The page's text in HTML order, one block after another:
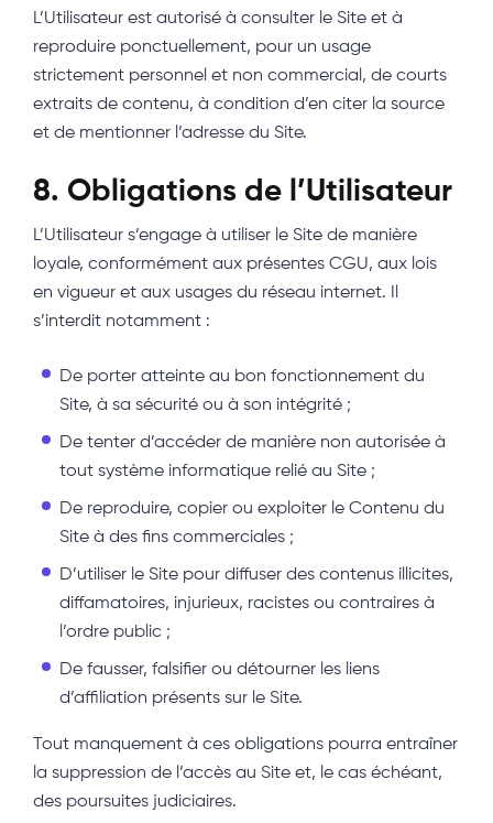
L’Utilisateur est autorisé à consulter le Site et à
reproduire ponctuellement, pour un usage
strictement personnel et non commercial, de courts
extraits de contenu, à condition d’en citer la source
et de mentionner l’adresse du Site.
8. Obligations de l’Utilisateur
L’Utilisateur s’engage à utiliser le Site de manière
loyale, conformément aux présentes CGU, aux lois
en vigueur et aux usages du réseau internet. Il
s’interdit notamment :
De porter atteinte au bon fonctionnement du
Site, à sa sécurité ou à son intégrité ;
De tenter d’accéder de manière non autorisée à
tout système informatique relié au Site ;
De reproduire, copier ou exploiter le Contenu du
Site à des fins commerciales ;
D’utiliser le Site pour diffuser des contenus illicites,
diffamatoires, injurieux, racistes ou contraires à
l’ordre public ;
De fausser, falsifier ou détourner les liens
d’affiliation présents sur le Site.
Tout manquement à ces obligations pourra entraîner
la suppression de l’accès au Site et, le cas échéant,
des poursuites judiciaires.